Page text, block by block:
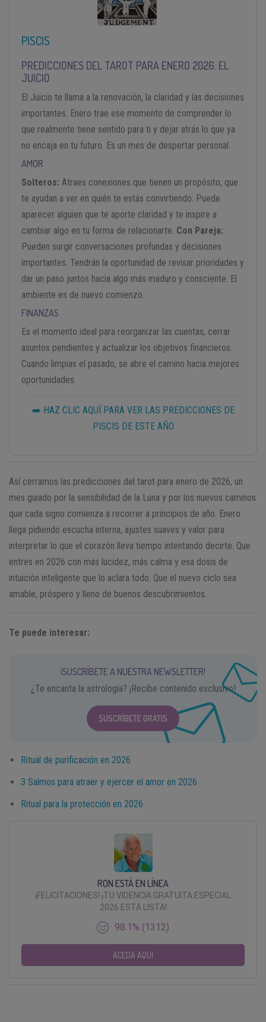
PISCIS
PREDICCIONES DEL TAROT PARA ENERO 2026: EL
JUICIO
El Juicio te llama a la renovación, la claridad y las decisiones
importantes. Enero trae ese momento de comprender lo
que realmente tiene sentido para ti y dejar atrás lo que ya
no encaja en tu futuro. Es un mes de despertar personal.
AMOR
Solteros: Atraes conexiones que tienen un propósito, que
te ayudan a ver en quién te estás convirtiendo. Puede
aparecer alguien que te aporte claridad y te inspire a
cambiar algo en tu forma de relacionarte. Con Pareja:
Pueden surgir conversaciones profundas y decisiones
importantes. Tendrán la oportunidad de revisar prioridades y
dar un paso juntos hacia algo más maduro y consciente. El
ambiente es de nuevo comienzo.
FINANZAS
Es el momento ideal para reorganizar las cuentas, cerrar
asuntos pendientes y actualizar los objetivos financieros.
Cuando limpias el pasado, se abre el camino hacia mejores
oportunidades.
➡️ HAZ CLIC AQUÍ PARA VER LAS PREDICCIONES DE
PISCIS DE ESTE AÑO
Así cerramos las predicciones del tarot para enero de 2026, un
mes guiado por la sensibilidad de la Luna y por los nuevos caminos
que cada signo comienza a recorrer a principios de año. Enero
llega pidiendo escucha interna, ajustes suaves y valor para
interpretar lo que el corazón lleva tiempo intentando decirte. Que
entres en 2026 con más lucidez, más calma y esa dosis de
intuición inteligente que lo aclara todo. Que el nuevo ciclo sea
amable, próspero y lleno de buenos descubrimientos.
Te puede interesar:
¡SUSCRÍBETE A NUESTRA NEWSLETTER!
¿Te encanta la astrología? ¡Recibe contenido exclusivo!
SUSCRÍBETE GRATIS
Ritual de purificación en 2026
3 Salmos para atraer y ejercer el amor en 2026
Ritual para la protección en 2026
RON ESTÁ EN LÍNEA
¡FELICITACIONES! ¡TU VIDENCIA GRATUITA ESPECIAL
2026 ESTÁ LISTA!
98.1% (1312)
ACEDA AQUI